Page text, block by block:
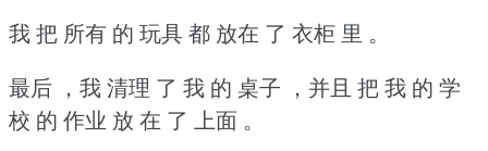
我 把 所有 的 玩具 都 放在 了 衣柜 里 。
最后 ，我 清理 了 我 的 桌子 ，并且 把 我 的 学
校 的 作业 放 在 了 上面 。